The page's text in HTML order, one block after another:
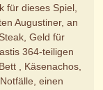
für dieses Spiel,
Augustiner, an
Geld für
364-teiligen
, Käsenachos,
einen